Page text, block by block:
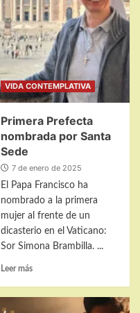
incorrupto
de
San
Carlo
Acutis
en
2025
VIDA CONTEMPLATIVA
Primera Prefecta
nombrada por Santa
Sede
7 de enero de 2025
El Papa Francisco ha
nombrado a la primera
mujer al frente de un
dicasterio en el Vaticano:
Sor Simona Brambilla. ...
Leer másLeer